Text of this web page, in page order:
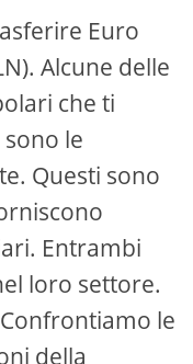
Euro
Alcune delle
che ti
le
Questi sono
Entrambi
loro settore.
le
della